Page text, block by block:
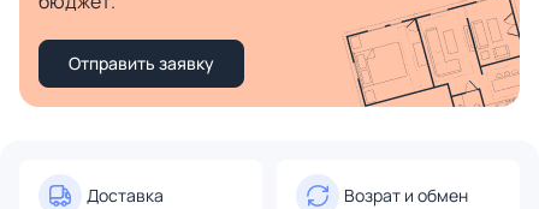
Отправить заявку
Доставка Возрат и обмен